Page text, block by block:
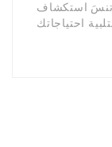
تنسَ استكشاف